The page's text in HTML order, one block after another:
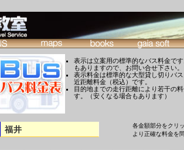
表示は立案用の標準的なバス料金で
もありますので、お問い合せ下さい。
表示料金は標準的な大型貸し切りバ
近距離料金（税込）です。
目的地までの走行距離により若干の
す。（安くなる場合もあります）
福井
各金額部分をクリ
より正確な料金を